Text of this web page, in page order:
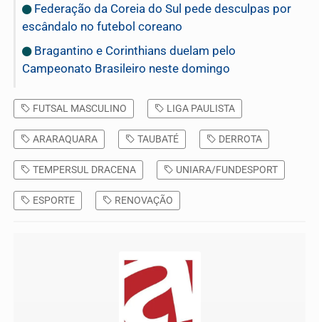
Federação da Coreia do Sul pede desculpas por
escândalo no futebol coreano
Bragantino e Corinthians duelam pelo
Campeonato Brasileiro neste domingo
FUTSAL MASCULINO LIGA PAULISTA
ARARAQUARA TAUBATÉ DERROTA
TEMPERSUL DRACENA UNIARA/FUNDESPORT
ESPORTE RENOVAÇÃO